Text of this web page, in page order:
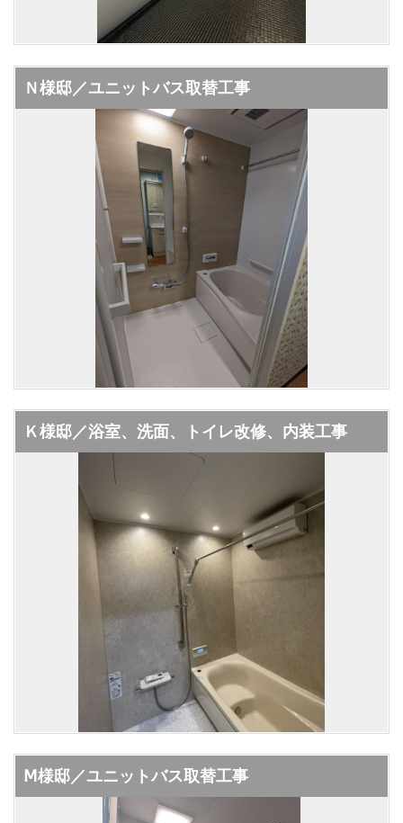
Ｎ様邸／ユニットバス取替工事
Ｋ様邸／浴室、洗面、トイレ改修、内装工事
Ⅿ様邸／ユニットバス取替工事